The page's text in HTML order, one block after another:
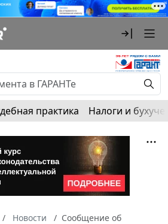
практика Налоги и
Новости
Сообщение об